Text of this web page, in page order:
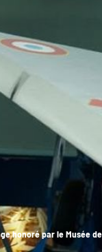
honoré par le Musée de